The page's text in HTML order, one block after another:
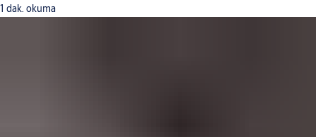
1 dak. okuma